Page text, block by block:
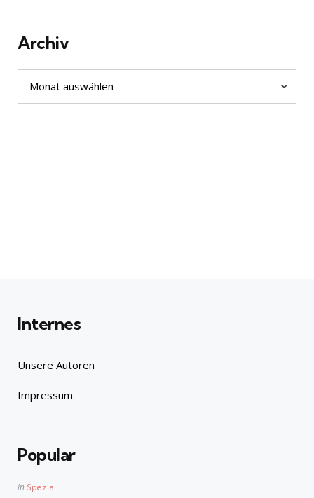
Archiv
Archiv
Internes
Unsere Autoren
Impressum
Popular
Posted
in Spezial